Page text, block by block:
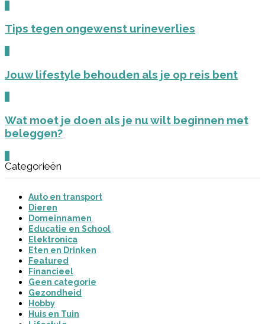
Tips tegen ongewenst urineverlies
Jouw lifestyle behouden als je op reis bent
Wat moet je doen als je nu wilt beginnen met
beleggen?
Categorieën
Auto en transport
Dieren
Domeinnamen
Educatie en School
Elektronica
Eten en Drinken
Featured
Financieel
Geen categorie
Gezondheid
Hobby
Huis en Tuin